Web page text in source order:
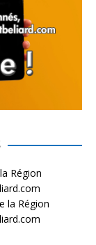
Région
la Région